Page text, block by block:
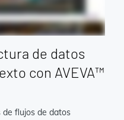
de datos
con AVEVA™
de flujos de datos